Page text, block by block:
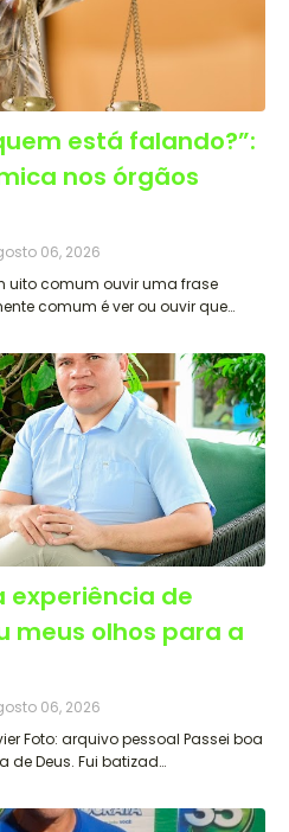
está falando?”:
nos órgãos
06, 2026
uito comum ouvir uma frase
comum é ver ou ouvir que…
experiência de
meus olhos para a
06, 2026
Foto: arquivo pessoal Passei boa
Deus. Fui batizad…